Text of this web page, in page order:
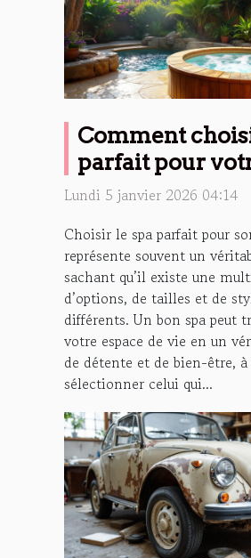
Comment
parfait pour
maison ?
Lundi 5 janvier 2026 04:14
Choisir le spa parfait pour
représente souvent un
sachant qu’il existe une
d’options, de tailles et de
différents. Un bon spa peut
votre espace de vie en un
de détente et de bien-être,
sélectionner celui qui...